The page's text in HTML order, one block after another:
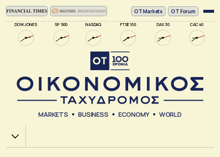
DOW JONES SP 500 NASDAQ FTSE 100 DAX 30 CAC 40
ΟΤ Markets OT Forum
MARKETS BUSINESS ECONOMY WORLD
Χ.Α.